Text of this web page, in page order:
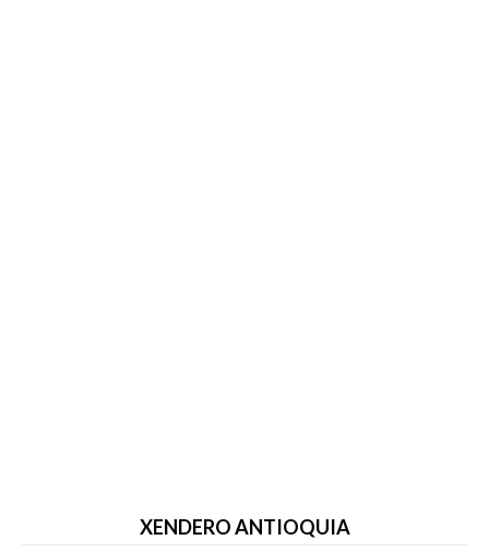
XENDERO ANTIOQUIA